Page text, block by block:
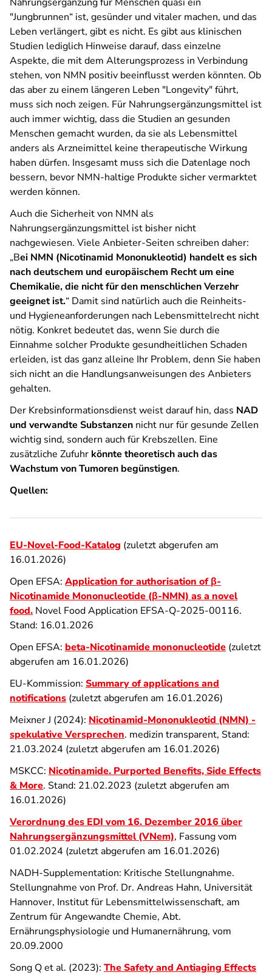
"Jungbrunnen“ ist, gesünder und vitaler machen, und das
Leben verlängert, gibt es nicht. Es gibt aus klinischen
Studien lediglich Hinweise darauf, dass einzelne
Aspekte, die mit dem Alterungsprozess in Verbindung
stehen, von NMN positiv beeinflusst werden könnten. Ob
das aber zu einem längeren Leben "Longevity" führt,
muss sich noch zeigen. Für Nahrungsergänzungsmittel ist
auch immer wichtig, dass die Studien an gesunden
Menschen gemacht wurden, da sie als Lebensmittel
anders als Arzneimittel keine therapeutische Wirkung
haben dürfen. Insgesamt muss sich die Datenlage noch
bessern, bevor NMN-haltige Produkte sicher vermarktet
werden können.
Auch die Sicherheit von NMN als
Nahrungsergänzungsmittel ist bisher nicht
nachgewiesen. Viele Anbieter-Seiten schreiben daher:
„Bei NMN (Nicotinamid Mononukleotid) handelt es sich
nach deutschem und europäischem Recht um eine
Chemikalie, die nicht für den menschlichen Verzehr
geeignet ist.“ Damit sind natürlich auch die Reinheits-
und Hygieneanforderungen nach Lebensmittelrecht nicht
nötig. Konkret bedeutet das, wenn Sie durch die
Einnahme solcher Produkte gesundheitlichen Schaden
erleiden, ist das ganz alleine Ihr Problem, denn Sie haben
sich nicht an die Handlungsanweisungen des Anbieters
gehalten.
Der Krebsinformationsdienst weist darauf hin, dass NAD
und verwandte Substanzen nicht nur für gesunde Zellen
wichtig sind, sondern auch für Krebszellen. Eine
zusätzliche Zufuhr könnte theoretisch auch das
Wachstum von Tumoren begünstigen.
Quellen:
EU-Novel-Food-Katalog (zuletzt abgerufen am
16.01.2026)
Open EFSA: Application for authorisation of β-
Nicotinamide Mononucleotide (β-NMN) as a novel
food. Novel Food Application EFSA-Q-2025-00116.
Stand: 16.01.2026
Open EFSA: beta-Nicotinamide mononucleotide (zuletzt
abgerufen am 16.01.2026)
EU-Kommission: Summary of applications and
notifications (zuletzt abgerufen am 16.01.2026)
Meixner J (2024): Nicotinamid-Mononukleotid (NMN) -
spekulative Versprechen. medizin transparent, Stand:
21.03.2024 (zuletzt abgerufen am 16.01.2026)
MSKCC: Nicotinamide. Purported Benefits, Side Effects
& More. Stand: 21.02.2023 (zuletzt abgerufen am
16.01.2026)
Verordnung des EDI vom 16. Dezember 2016 über
Nahrungsergänzungsmittel (VNem), Fassung vom
01.02.2024 (zuletzt abgerufen am 16.01.2026)
NADH-Supplementation: Kritische Stellungnahme.
Stellungnahme von Prof. Dr. Andreas Hahn, Universität
Hannover, Institut für Lebensmittelwissenschaft, am
Zentrum für Angewandte Chemie, Abt.
Ernährungsphysiologie und Humanernährung, vom
20.09.2000
Song Q et al. (2023): The Safety and Antiaging Effects